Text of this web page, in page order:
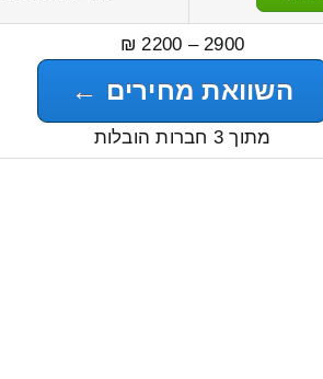
2900 – 2200 ₪
השוואת מחירים ←
מתוך 3 חברות הובלות